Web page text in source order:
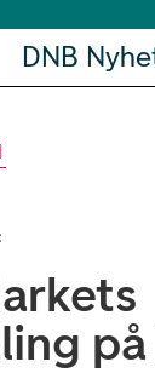
DNB